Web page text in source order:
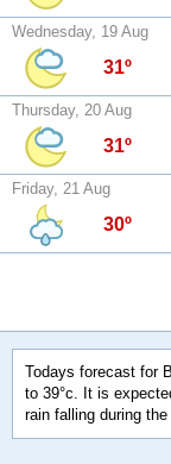
Wednesday, 19 Aug
31º
Thursday, 20 Aug
31º
Friday, 21 Aug
30º
Todays forecast for
to 39°c. It is
rain falling during the